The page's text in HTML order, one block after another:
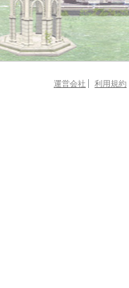
運営会社 利用規約